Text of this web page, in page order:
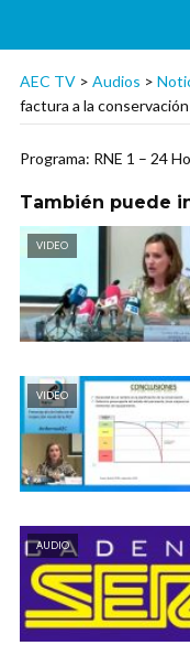
AEC TV > Audios >
factura a la
Programa: RNE 1 – 24
También puede
VIDEO
VIDEO
AUDIO